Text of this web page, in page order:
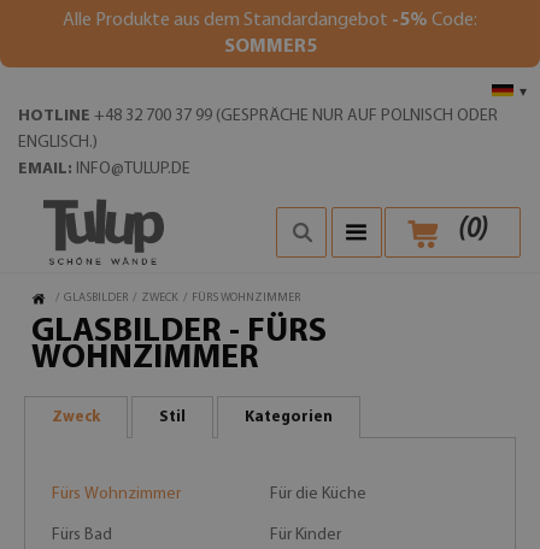
Alle Produkte aus dem Standardangebot -5% Code:
SOMMER5
▾
HOTLINE +48 32 700 37 99 (GESPRÄCHE NUR AUF POLNISCH ODER
ENGLISCH.)
EMAIL: INFO@TULUP.DE
(0)
/ GLASBILDER / ZWECK / FÜRS WOHNZIMMER
GLASBILDER - FÜRS
WOHNZIMMER
Zweck Stil Kategorien
Fürs Wohnzimmer Für die Küche
Fürs Bad Für Kinder